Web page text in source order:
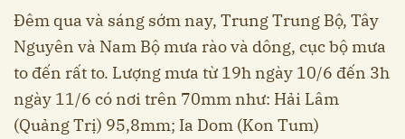
Đêm qua và sáng sớm nay, Trung Trung Bộ, Tây
Nguyên và Nam Bộ mưa rào và dông, cục bộ mưa
to đến rất to. Lượng mưa từ 19h ngày 10/6 đến 3h
ngày 11/6 có nơi trên 70mm như: Hải Lâm
(Quảng Trị) 95,8mm; Ia Dom (Kon Tum)